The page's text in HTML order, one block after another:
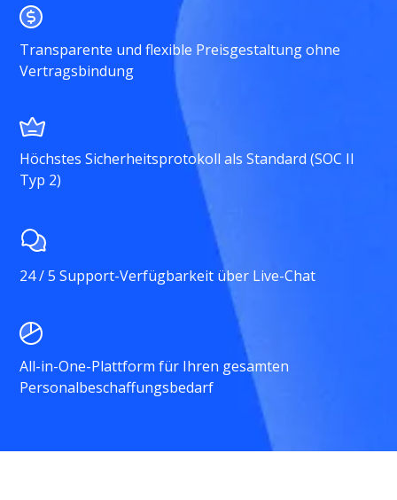
Transparente und flexible Preisgestaltung ohne
Vertragsbindung
Höchstes Sicherheitsprotokoll als Standard (SOC II
Typ 2)
24 / 5 Support-Verfügbarkeit über Live-Chat
All-in-One-Plattform für Ihren gesamten
Personalbeschaffungsbedarf